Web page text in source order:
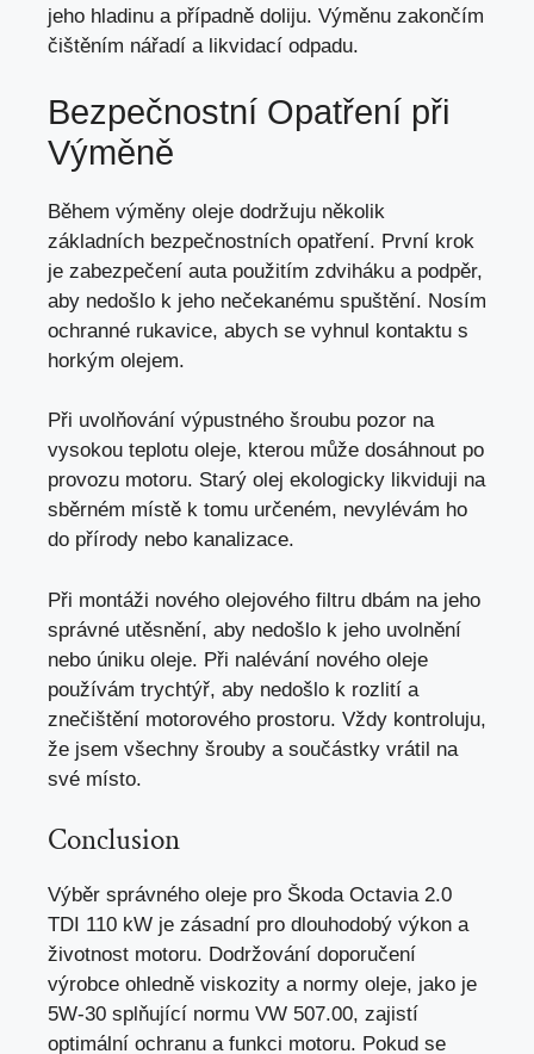
jeho hladinu a případně doliju. Výměnu zakončím
čištěním nářadí a likvidací odpadu.
Bezpečnostní Opatření při
Výměně
Během výměny oleje dodržuju několik
základních bezpečnostních opatření. První krok
je zabezpečení auta použitím zdviháku a podpěr,
aby nedošlo k jeho nečekanému spuštění. Nosím
ochranné rukavice, abych se vyhnul kontaktu s
horkým olejem.
Při uvolňování výpustného šroubu pozor na
vysokou teplotu oleje, kterou může dosáhnout po
provozu motoru. Starý olej ekologicky likviduji na
sběrném místě k tomu určeném, nevylévám ho
do přírody nebo kanalizace.
Při montáži nového olejového filtru dbám na jeho
správné utěsnění, aby nedošlo k jeho uvolnění
nebo úniku oleje. Při nalévání nového oleje
používám trychtýř, aby nedošlo k rozlití a
znečištění motorového prostoru. Vždy kontroluju,
že jsem všechny šrouby a součástky vrátil na
své místo.
Conclusion
Výběr správného oleje pro Škoda Octavia 2.0
TDI 110 kW je zásadní pro dlouhodobý výkon a
životnost motoru. Dodržování doporučení
výrobce ohledně viskozity a normy oleje, jako je
5W-30 splňující normu VW 507.00, zajistí
optimální ochranu a funkci motoru. Pokud se